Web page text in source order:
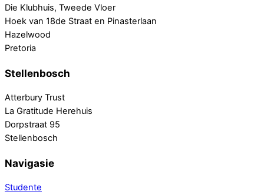
Die Klubhuis, Tweede Vloer
Hoek van 18de Straat en Pinasterlaan
Hazelwood
Pretoria
Stellenbosch
Atterbury Trust
La Gratitude Herehuis
Dorpstraat 95
Stellenbosch
Navigasie
Studente